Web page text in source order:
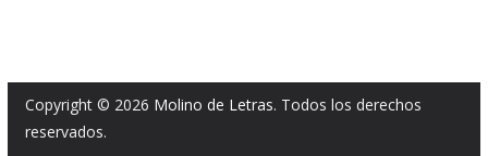
Copyright © 2026 Molino de Letras. Todos los derechos
reservados.